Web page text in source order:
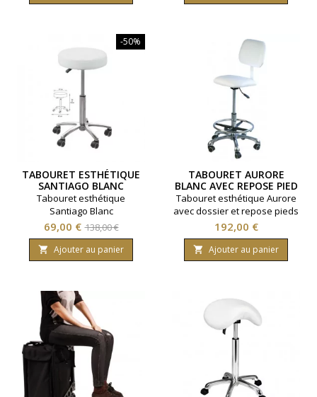
-50%
TABOURET ESTHÉTIQUE
SANTIAGO BLANC
Tabouret esthétique
Santiago Blanc
Prix
69,00 € Prix
de
base
138,00 €
 Ajouter au panier
TABOURET AURORE
BLANC AVEC REPOSE PIED
ET DOSSIER
Tabouret esthétique Aurore
avec dossier et repose pieds
- Coloris blanc
Prix
192,00 €
 Ajouter au panier